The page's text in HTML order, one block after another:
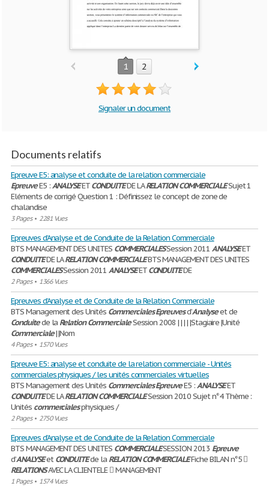
1 2
Signaler un document
Documents relatifs
Epreuve E5: analyse et conduite de la relation commerciale
EpreuveE5 :ANALYSEETCONDUITEDE LARELATION COMMERCIALESujet 1
Eléments de corrigé Question 1 : Définissez le concept de zone de
chalandise
3 Pages• 2281 Vues
Epreuves d’Analyse et de Conduite de la Relation Commerciale
BTS MANAGEMENT DES UNITES COMMERCIALESSession 2011 ANALYSEET
CONDUITEDE LARELATION COMMERCIALEBTS MANAGEMENT DES UNITES
COMMERCIALESSession 2011 ANALYSEETCONDUITEDE
2 Pages• 1366 Vues
Epreuves d’Analyse et de Conduite de la Relation Commerciale
BTS Management des Unités Commerciales Epreuvesd’Analyseet de
Conduitede la Relation CommercialeSession 2008 | | | | |Stagiaire |Unité
Commerciale| |Nom
4 Pages• 1570 Vues
Epreuve E5: analyse et conduite de la relation commerciale - Unités
commerciales physiques / les unités commerciales virtuelles
BTS Management des Unités Commerciales EpreuveE5 :ANALYSEET
CONDUITEDE LARELATION COMMERCIALESession 2010 Sujet n°4 Thème :
Unités commercialesphysiques /
2 Pages• 2750 Vues
Epreuves d’Analyse et de Conduite de la Relation Commerciale
BTS MANAGEMENT DES UNITES COMMERCIALESESSION 2013 Epreuve
d’ANALYSEetCONDUITEde la RELATIONCOMMERCIALEFiche BILAN n°5 
RELATIONSAVEC LA CLIENTELE  MANAGEMENT
1 Pages• 1574 Vues